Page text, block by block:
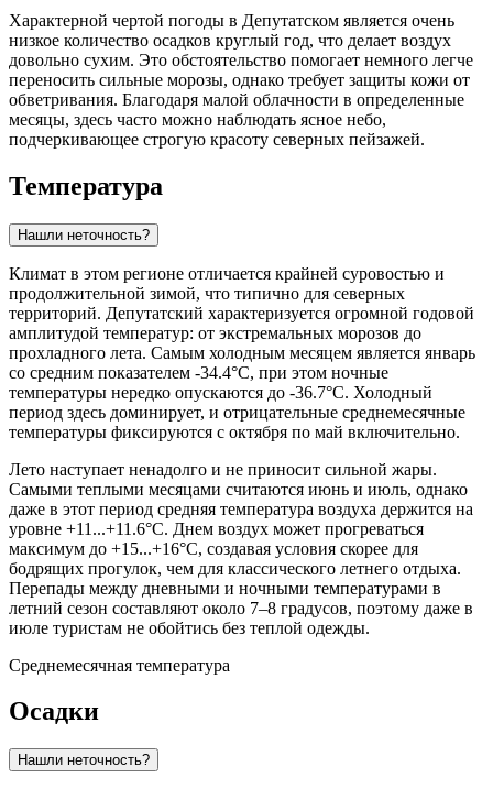
Характерной чертой погоды в Депутатском является очень
низкое количество осадков круглый год, что делает воздух
довольно сухим. Это обстоятельство помогает немного легче
переносить сильные морозы, однако требует защиты кожи от
обветривания. Благодаря малой облачности в определенные
месяцы, здесь часто можно наблюдать ясное небо,
подчеркивающее строгую красоту северных пейзажей.
Температура
Нашли неточность?
Климат в этом регионе отличается крайней суровостью и
продолжительной зимой, что типично для северных
территорий. Депутатский характеризуется огромной годовой
амплитудой температур: от экстремальных морозов до
прохладного лета. Самым холодным месяцем является январь
со средним показателем -34.4°C, при этом ночные
температуры нередко опускаются до -36.7°C. Холодный
период здесь доминирует, и отрицательные среднемесячные
температуры фиксируются с октября по май включительно.
Лето наступает ненадолго и не приносит сильной жары.
Самыми теплыми месяцами считаются июнь и июль, однако
даже в этот период средняя температура воздуха держится на
уровне +11...+11.6°C. Днем воздух может прогреваться
максимум до +15...+16°C, создавая условия скорее для
бодрящих прогулок, чем для классического летнего отдыха.
Перепады между дневными и ночными температурами в
летний сезон составляют около 7–8 градусов, поэтому даже в
июле туристам не обойтись без теплой одежды.
Среднемесячная температура
Осадки
Нашли неточность?